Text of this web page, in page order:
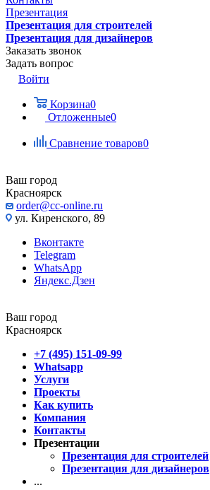
Презентация
Презентация для строителей
Презентация для дизайнеров
Заказать звонок
Задать вопрос
Войти
Корзина0
Отложенные0
Сравнение товаров0
Ваш город
Красноярск
order@cc-online.ru
ул. Киренского, 89
Вконтакте
Telegram
WhatsApp
Яндекс.Дзен
Ваш город
Красноярск
+7 (495) 151-09-99
Whatsapp
Услуги
Проекты
Как купить
Компания
Контакты
Презентации
Презентация для строителей
Презентация для дизайнеров
...